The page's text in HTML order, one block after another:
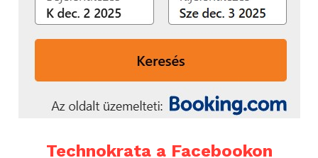
Technokrata a Facebookon